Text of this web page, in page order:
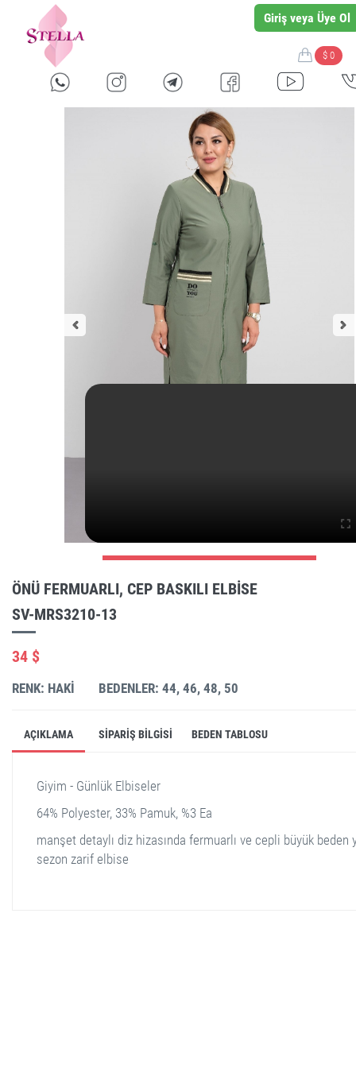
Giriş veya Üye Ol
$ 0
ÖNÜ FERMUARLI, CEP BASKILI ELBISE
SV-MRS3210-13
34 $
RENK: HAKI BEDENLER: 44, 46, 48, 50
AÇIKLAMA SIPARIŞ BILGISI BEDEN TABLOSU
Giyim - Günlük Elbiseler
64% Polyester, 33% Pamuk, %3 Ea
manşet detaylı diz hizasında fermuarlı ve cepli büyük beden
sezon zarif elbise